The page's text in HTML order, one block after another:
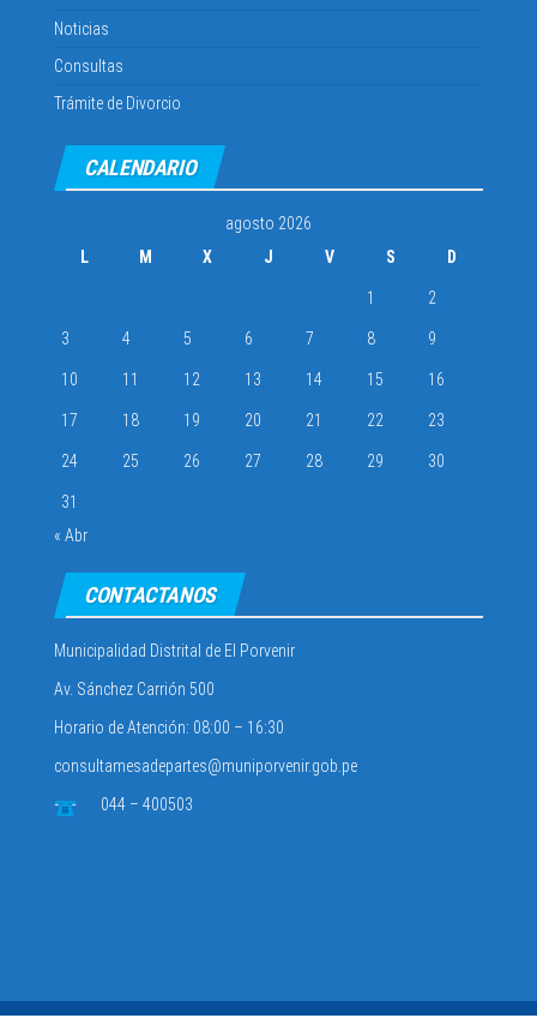
Noticias
Consultas
Trámite de Divorcio
CALENDARIO
agosto 2026
L
M X J V S D
1 2
3 4 5 6 7 8 9
10 11 12 13 14 15 16
17 18 19 20 21 22 23
24 25 26 27 28 29 30
31
« Abr
CONTACTANOS
Municipalidad Distrital de El Porvenir
Av. Sánchez Carrión 500
Horario de Atención: 08:00 – 16:30
consultamesadepartes@muniporvenir.gob.pe
044 – 400503